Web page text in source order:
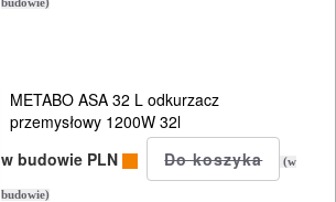
budowie)
METABO ASA 32 L odkurzacz
przemysłowy 1200W 32l
w budowie PLN
(w
budowie)